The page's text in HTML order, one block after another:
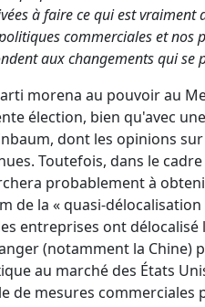
à faire ce qui est
commerciales et nos
aux changements qui se
morena au pouvoir au
élection, bien qu'avec
dont les opinions
Toutefois, dans le
probablement à
de la « quasi-
entreprises ont
(notamment la Chine)
au marché des États
de mesures commerciales